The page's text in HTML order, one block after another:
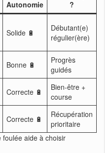
Autonomie
?
Solide 🔋
Débutant(e)
régulier(ère)
Bonne 🔋
Progrès
guidés
Correcte 🔋
Bien-être +
course
Correcte 🔋
Récupération
prioritaire
foulée aide à choisir